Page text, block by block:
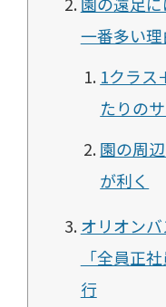
一番多い理
1クラス
たりの
園の周
が利く
オリオン
「全員正
行